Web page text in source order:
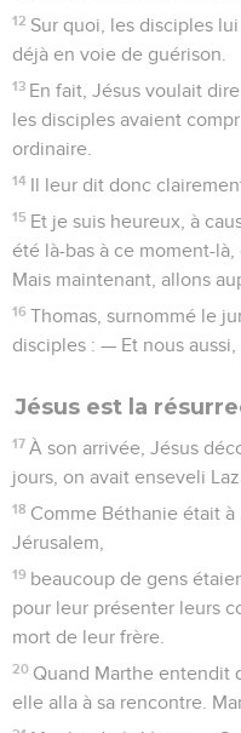
12 Sur quoi, les disciples
déjà en voie de guérison.
13 En fait, Jésus voulait
les disciples avaient
ordinaire.
14 Il leur dit donc
15 Et je suis heureux, à
été là-bas à ce moment-
Mais maintenant, allons
16 Thomas, surnommé le
disciples : — Et nous
Jésus est la
17 À son arrivée, Jésus
jours, on avait enseveli
18 Comme Béthanie était
Jérusalem,
19 beaucoup de gens
pour leur présenter leurs
mort de leur frère.
20 Quand Marthe entendit
elle alla à sa rencontre.